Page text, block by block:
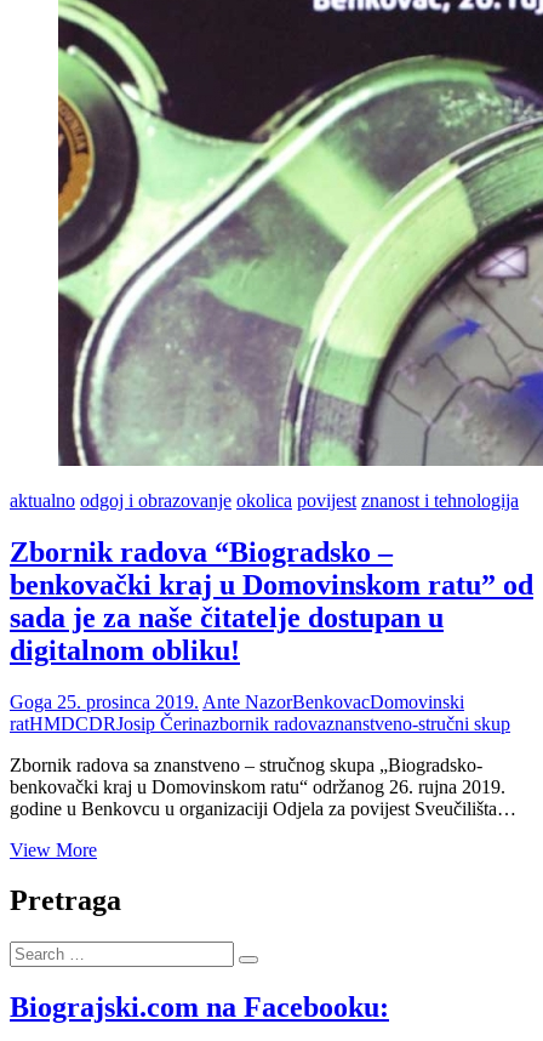
aktualno odgoj i obrazovanje okolica povijest znanost i tehnologija
Zbornik radova “Biogradsko –
benkovački kraj u Domovinskom ratu” od
sada je za naše čitatelje dostupan u
digitalnom obliku!
Goga 25. prosinca 2019. Ante NazorBenkovacDomovinski
ratHMDCDRJosip Čerinazbornik radovaznanstveno-stručni skup
Zbornik radova sa znanstveno – stručnog skupa „Biogradsko-
benkovački kraj u Domovinskom ratu“ održanog 26. rujna 2019.
godine u Benkovcu u organizaciji Odjela za povijest Sveučilišta…
View MoreZbornik
“Biogradsko
–
Domovinskom
ratu”
Pretraga
Search
…
Biograjski.com na Facebooku: